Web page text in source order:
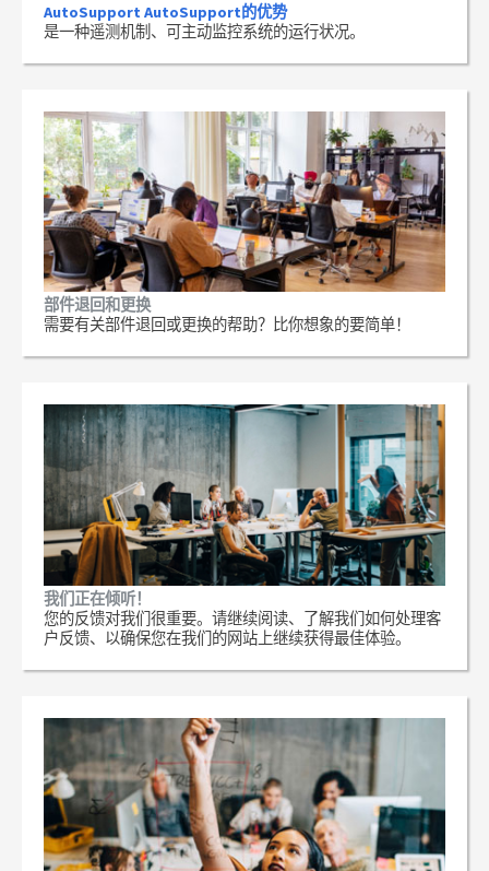
AutoSupport AutoSupport的优势
是一种遥测机制、可主动监控系统的运行状况。
部件退回和更换
需要有关部件退回或更换的帮助？比你想象的要简单！
我们正在倾听！
您的反馈对我们很重要。请继续阅读、了解我们如何处理客
户反馈、以确保您在我们的网站上继续获得最佳体验。